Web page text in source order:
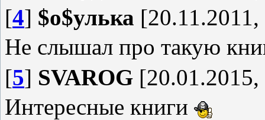
[4] $о$улька
Не слышал про такую
[5] SVAROG
Интересные книги